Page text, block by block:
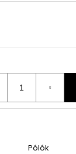
Pólók